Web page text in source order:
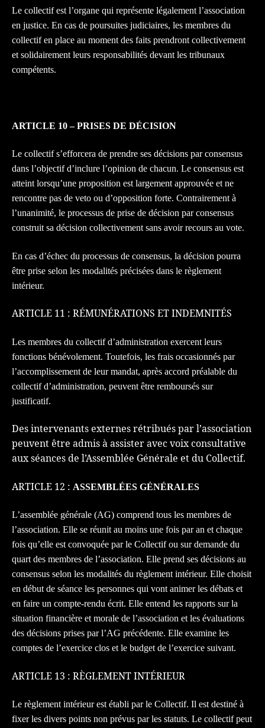
Le collectif est l’organe qui représente légalement l’association
en justice. En cas de poursuites judiciaires, les membres du
collectif en place au moment des faits prendront collectivement
et solidairement leurs responsabilités devant les tribunaux
compétents.
ARTICLE 10– PRISES DE DÉCISION
Le collectif s’efforcera de prendre ses décisions par consensus
dans l’objectif d’inclure l’opinion de chacun. Le consensus est
atteint lorsqu’une proposition est largement approuvée et ne
rencontre pas de veto ou d’opposition forte. Contrairement à
l’unanimité, le processus de prise de décision par consensus
construit sa décision collectivement sans avoir recours au vote.
En cas d’échec du processus de consensus, la décision pourra
être prise selon les modalités précisées dans le règlement
intérieur.
ARTICLE 11 : RÉMUNÉRATIONS ET INDEMNITÉS
Les membres du collectifd’administration exercent leurs
fonctions bénévolement. Toutefois, les frais occasionnés par
l’accomplissement de leur mandat, après accord préalable du
collectifd’administration, peuvent être remboursés sur
justificatif.
Des intervenants externes rétribués par l’association
peuvent être admis à assister avec voix consultative
aux séances de l’Assemblée Générale et du Collectif.
ARTICLE 12 : ASSEMBLÉES GÉNÉRALES
L’assemblée générale (AG) comprend tous les membres de
l’association. Elle se réunit au moins une fois par an et chaque
fois qu’elle est convoquée par le Collectifou sur demande du
quart des membres de l’association. Elle prend ses décisions au
consensus selon les modalités du règlement intérieur. Elle choisit
en début de séance les personnes qui vont animer les débats et
en faire un compte-rendu écrit. Elle entend les rapports sur la
situation financière et morale de l’association et les évaluations
des décisions prises par l’AG précédente. Elle examine les
comptes de l’exercice clos et le budget de l’exercice suivant.
ARTICLE 13 : RÈGLEMENT INTÉRIEUR
Le règlement intérieur est établi par le Collectif. Il est destiné à
fixer les divers points non prévus par les statuts. Le collectif peut